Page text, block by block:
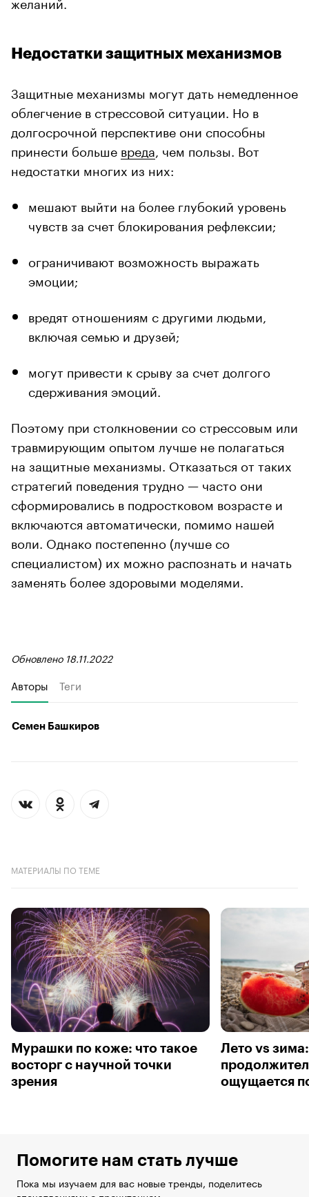
Недостатки защитных механизмов
Защитные механизмы могут дать немедленное
облегчение в стрессовой ситуации. Но в
долгосрочной перспективе они способны
принести больше вреда , чем пользы. Вот
недостатки многих из них:
мешают выйти на более глубокий уровень
чувств за счет блокирования рефлексии;
ограничивают возможность выражать
эмоции;
вредят отношениям с другими людьми,
включая семью и друзей;
могут привести к срыву за счет долгого
сдерживания эмоций.
Поэтому при столкновении со стрессовым или
травмирующим опытом лучше не полагаться
на защитные механизмы. Отказаться от таких
стратегий поведения трудно — часто они
сформировались в подростковом возрасте и
включаются автоматически, помимо нашей
воли. Однако постепенно (лучше со
специалистом) их можно распознать и начать
заменять более здоровыми моделями.
Обновлено 18.11.2022
Авторы Теги
Семен Башкиров
МАТЕРИАЛЫ ПО ТЕМЕ
Мурашки по коже: что такое
восторг с научной точки
зрения
Лето vs
ощущается
Помогите нам стать лучше
Пока мы изучаем для вас новые тренды, поделитесь